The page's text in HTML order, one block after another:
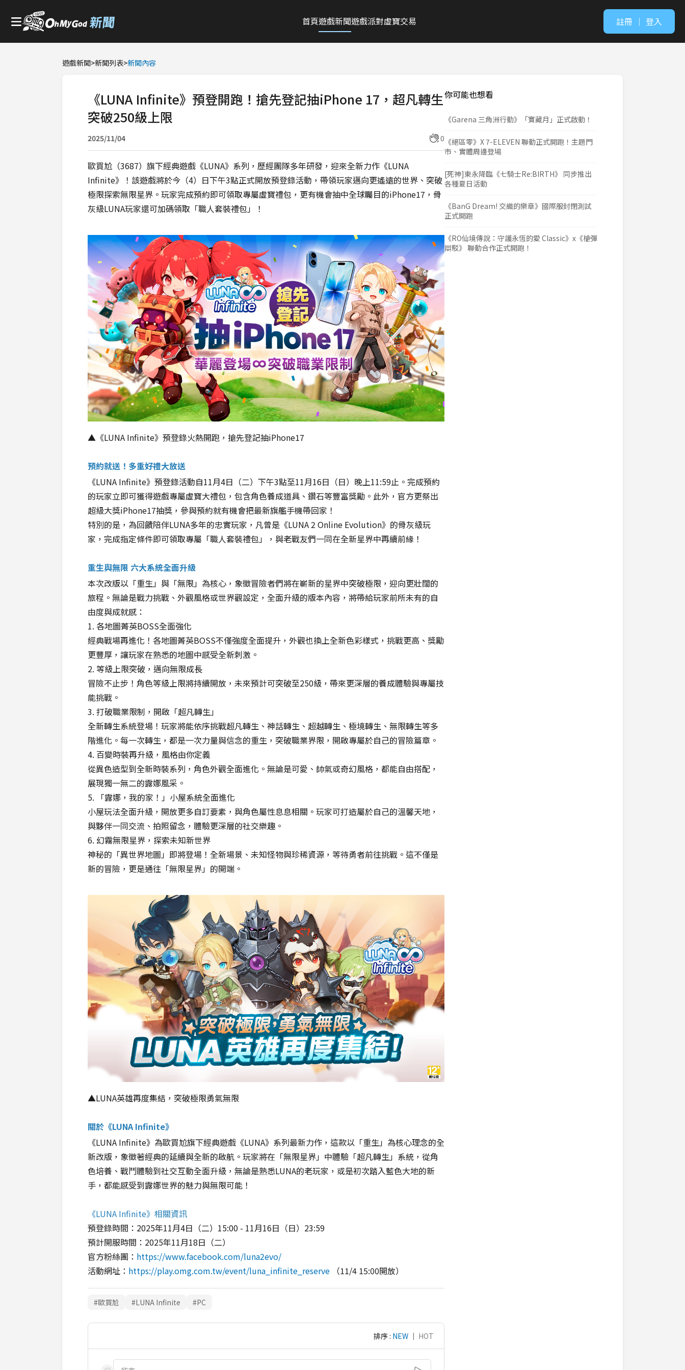
首頁遊戲新聞遊戲派對虛寶交易 註冊 ｜ 登入
遊戲新聞>新聞列表>新聞內容
《LUNA Infinite》預登開跑！搶先登記抽iPhone 17，超凡轉生
突破250級上限
2025/11/04 0
歐買尬（3687）旗下經典遊戲《LUNA》系列，歷經團隊多年研發，迎來全新力作《LUNA
Infinite》！該遊戲將於今（4）日下午3點正式開放預登錄活動，帶領玩家邁向更遙遠的世界、突破
極限探索無限星界。玩家完成預約即可領取專屬虛寶禮包，更有機會抽中全球矚目的iPhone17，骨
灰級LUNA玩家還可加碼領取「職人套裝禮包」！
▲《LUNA Infinite》預登錄火熱開跑，搶先登記抽iPhone17
預約就送！多重好禮大放送
《LUNA Infinite》預登錄活動自11月4日（二）下午3點至11月16日（日）晚上11:59止。完成預約
的玩家立即可獲得遊戲專屬虛寶大禮包，包含角色養成道具、鑽石等豐富獎勵。此外，官方更祭出
超級大獎iPhone17抽獎，參與預約就有機會把最新旗艦手機帶回家！
特別的是，為回饋陪伴LUNA多年的忠實玩家，凡曾是《LUNA 2 Online Evolution》的骨灰級玩
家，完成指定條件即可領取專屬「職人套裝禮包」，與老戰友們一同在全新星界中再續前緣！
重生與無限 六大系統全面升級
本次改版以「重生」與「無限」為核心，象徵冒險者們將在嶄新的星界中突破極限，迎向更壯闊的
旅程。無論是戰力挑戰、外觀風格或世界觀設定，全面升級的版本內容，將帶給玩家前所未有的自
由度與成就感：
1. 各地圖菁英BOSS全面強化
經典戰場再進化！各地圖菁英BOSS不僅強度全面提升，外觀也換上全新色彩樣式，挑戰更高、獎勵
更豐厚，讓玩家在熟悉的地圖中感受全新刺激。
2. 等級上限突破，邁向無限成長
冒險不止步！角色等級上限將持續開放，未來預計可突破至250級，帶來更深層的養成體驗與專屬技
能挑戰。
3. 打破職業限制，開啟「超凡轉生」
全新轉生系統登場！玩家將能依序挑戰超凡轉生、神話轉生、超越轉生、極境轉生、無限轉生等多
階進化。每一次轉生，都是一次力量與信念的重生，突破職業界限，開啟專屬於自己的冒險篇章。
4. 百變時裝再升級，風格由你定義
從異色造型到全新時裝系列，角色外觀全面進化。無論是可愛、帥氣或奇幻風格，都能自由搭配，
展現獨一無二的露娜風采。
5. 「露娜，我的家！」小屋系統全面進化
小屋玩法全面升級，開放更多自訂要素，與角色屬性息息相關。玩家可打造屬於自己的溫馨天地，
與夥伴一同交流、拍照留念，體驗更深層的社交樂趣。
6. 幻霧無限星界，探索未知新世界
神秘的「異世界地圖」即將登場！全新場景、未知怪物與珍稀資源，等待勇者前往挑戰。這不僅是
新的冒險，更是通往「無限星界」的開端。
▲LUNA英雄再度集結，突破極限勇氣無限
關於《LUNA Infinite》
《LUNA Infinite》為歐買尬旗下經典遊戲《LUNA》系列最新力作，這款以「重生」為核心理念的全
新改版，象徵著經典的延續與全新的啟航。玩家將在「無限星界」中體驗「超凡轉生」系統，從角
色培養、戰鬥體驗到社交互動全面升級，無論是熟悉LUNA的老玩家，或是初次踏入藍色大地的新
手，都能感受到露娜世界的魅力與無限可能！
《LUNA Infinite》相關資訊
預登錄時間：2025年11月4日（二）15:00 - 11月16日（日）23:59
預計開服時間：2025年11月18日（二）
官方粉絲團： https://www.facebook.com/luna2evo/
活動網址： https://play.omg.com.tw/event/luna_infinite_reserve （11/4 15:00開放）
#歐買尬 #LUNA Infinite #PC
排序 : NEW ｜ HOT
你可能也想看
《Garena 三角洲行動》「寶藏月」正式啟動！
《絕區零》X 7-ELEVEN 聯動正式開跑！主題門
市、實體周邊登場
[死神]東永降臨《七騎士Re:BIRTH》 同步推出
各種夏日活動
《BanG Dream! 交織的樂章》國際服封閉測試
正式開跑
《RO仙境傳說：守護永恆的愛 Classic》x《槍彈
辯駁》 聯動合作正式開跑！
資
料
中…
閉
視
避
Transferring
do
not
window
avoid
failure!